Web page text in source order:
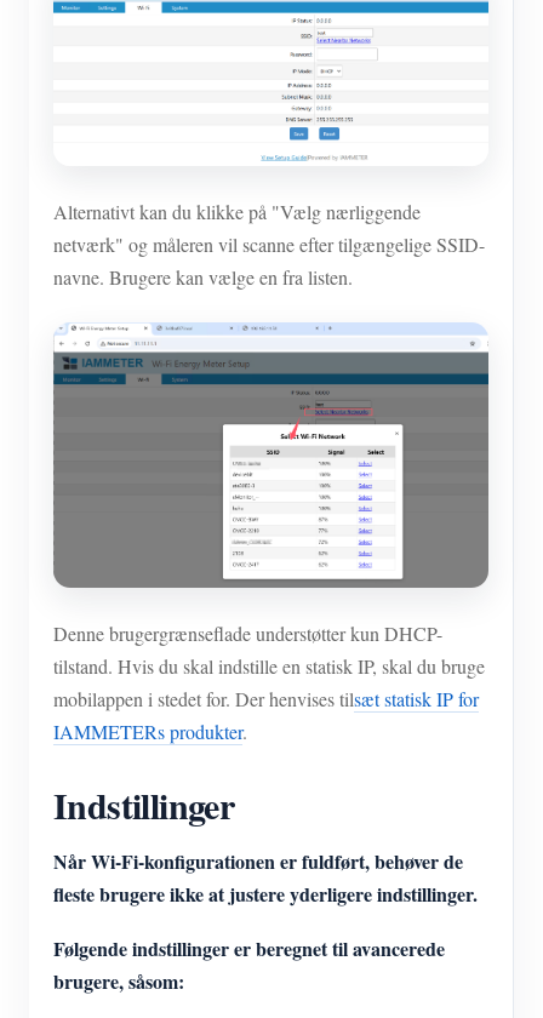
Alternativt kan du klikke på "Vælg nærliggende
netværk" og måleren vil scanne efter tilgængelige SSID-
navne. Brugere kan vælge en fra listen.
Denne brugergrænseflade understøtter kun DHCP-
tilstand. Hvis du skal indstille en statisk IP, skal du bruge
mobilappen i stedet for. Der henvises tilsæt statisk IP for
IAMMETERs produkter.
Indstillinger
Når Wi-Fi-konfigurationen er fuldført, behøver de
fleste brugere ikke at justere yderligere indstillinger.
Følgende indstillinger er beregnet til avancerede
brugere, såsom: